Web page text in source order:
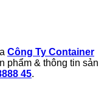
Công Ty Container
phẩm & thông tin sản
45.